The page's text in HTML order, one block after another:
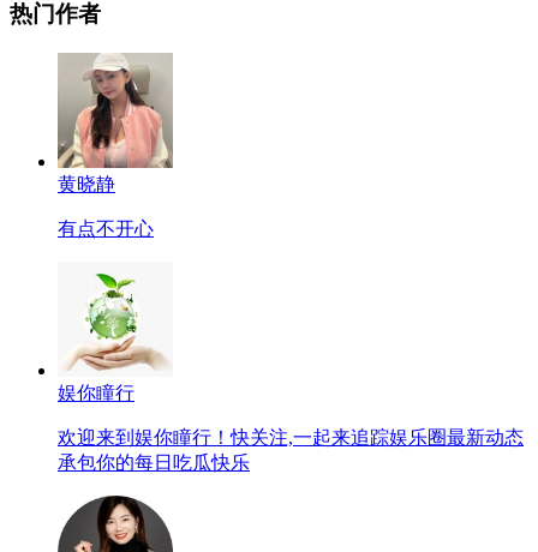
热门作者
黄晓静
有点不开心
娱你瞳行
欢迎来到娱你瞳行！快关注,一起来追踪娱乐圈最新动态
承包你的每日吃瓜快乐